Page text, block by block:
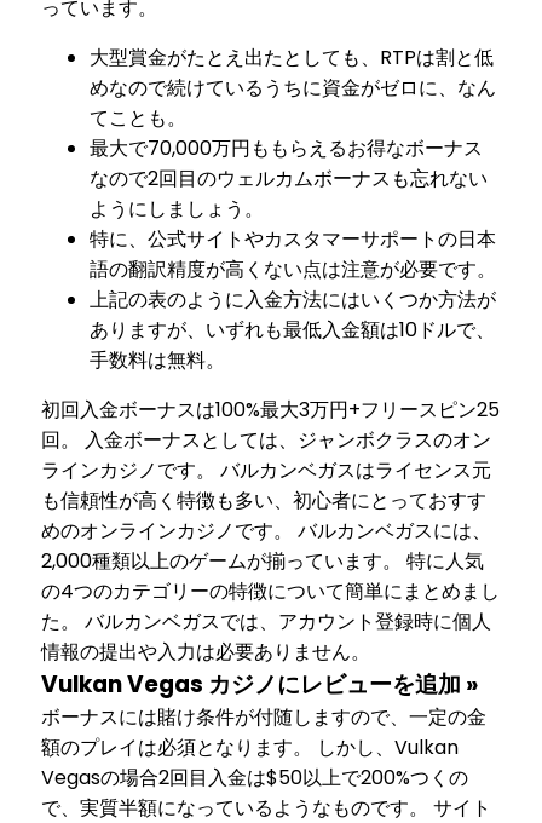
っています。
大型賞金がたとえ出たとしても、RTPは割と低
めなので続けているうちに資金がゼロに、なん
てことも。
最大で70,000万円ももらえるお得なボーナス
なので2回目のウェルカムボーナスも忘れない
ようにしましょう。
特に、公式サイトやカスタマーサポートの日本
語の翻訳精度が高くない点は注意が必要です。
上記の表のように入金方法にはいくつか方法が
ありますが、いずれも最低入金額は10ドルで、
手数料は無料。
初回入金ボーナスは100%最大3万円+フリースピン25
回。 入金ボーナスとしては、ジャンボクラスのオン
ラインカジノです。 バルカンベガスはライセンス元
も信頼性が高く特徴も多い、初心者にとっておすす
めのオンラインカジノです。 バルカンベガスには、
2,000種類以上のゲームが揃っています。 特に人気
の4つのカテゴリーの特徴について簡単にまとめまし
た。 バルカンベガスでは、アカウント登録時に個人
情報の提出や入力は必要ありません。
Vulkan Vegas カジノにレビューを追加 »
ボーナスには賭け条件が付随しますので、一定の金
額のプレイは必須となります。 しかし、Vulkan
Vegasの場合2回目入金は$50以上で200%つくの
で、実質半額になっているようなものです。 サイト